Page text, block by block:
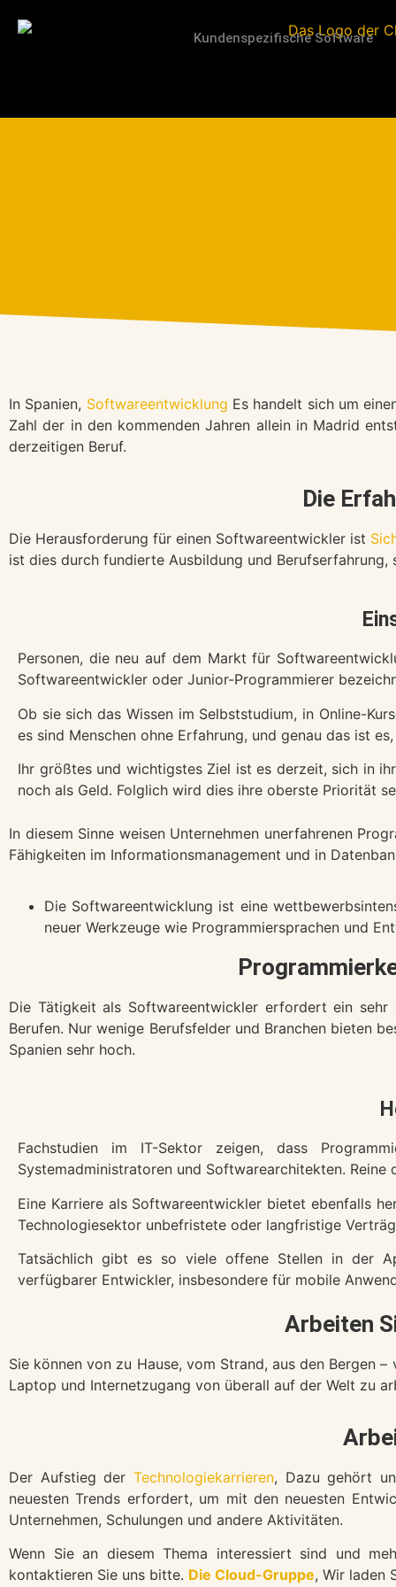
Kundenspezifische Software
In Spanien, Softwareentwicklung Es handelt sich um
Zahl der in den kommenden Jahren allein in Madrid
derzeitigen Beruf.
Die
Die Herausforderung für einen Softwareentwickler ist
ist dies durch fundierte Ausbildung und Berufserfahrung,
Personen, die neu auf dem Markt für
Softwareentwickler oder Junior-Programmierer
Ob sie sich das Wissen im Selbststudium, in Online-
es sind Menschen ohne Erfahrung, und genau das ist
Ihr größtes und wichtigstes Ziel ist es derzeit, sich in
noch als Geld. Folglich wird dies ihre oberste Priorität
In diesem Sinne weisen Unternehmen unerfahrenen
Fähigkeiten im Informationsmanagement und in
Die Softwareentwicklung ist eine
neuer Werkzeuge wie Programmiersprachen und
Die Tätigkeit als Softwareentwickler erfordert ein
Berufen. Nur wenige Berufsfelder und Branchen bieten
Spanien sehr hoch.
Fachstudien im IT-Sektor zeigen, dass
Systemadministratoren und Softwarearchitekten. Reine
Eine Karriere als Softwareentwickler bietet ebenfalls
Technologiesektor unbefristete oder langfristige
Tatsächlich gibt es so viele offene Stellen in der
verfügbarer Entwickler, insbesondere für mobile
Arbeiten
Sie können von zu Hause, vom Strand, aus den Bergen
Laptop und Internetzugang von überall auf der Welt zu
Der Aufstieg der Technologiekarrieren, Dazu gehört
neuesten Trends erfordert, um mit den neuesten
Unternehmen, Schulungen und andere Aktivitäten.
Wenn Sie an diesem Thema interessiert sind und
kontaktieren Sie uns bitte. Die Cloud-Gruppe, Wir laden